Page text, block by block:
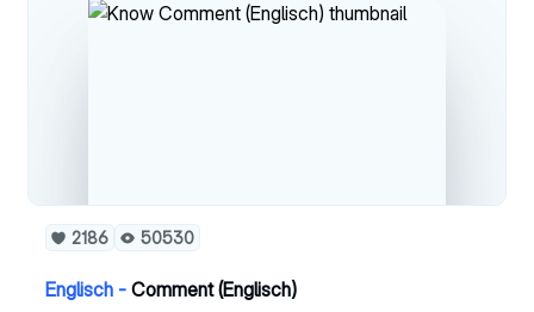
2186 50530
Englisch - Comment (Englisch)